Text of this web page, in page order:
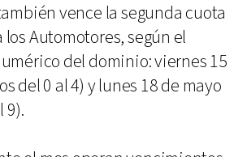
vence la segunda cuota
Automotores, según el
del dominio: viernes 15
del 0 al 4) y lunes 18 de mayo
9).